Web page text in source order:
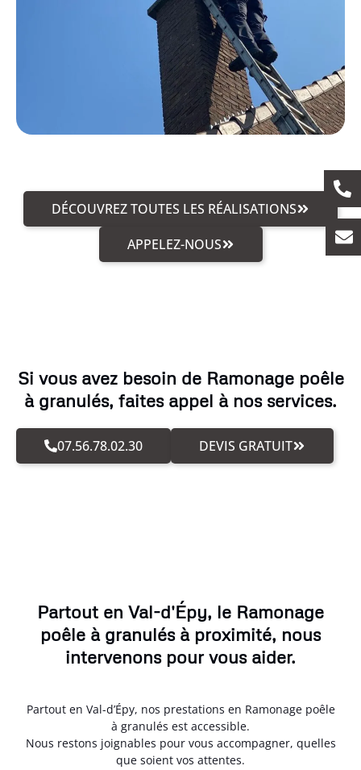
DÉCOUVREZ TOUTES LES RÉALISATIONS
APPELEZ-NOUS
Si vous avez besoin de Ramonage poêle
à granulés, faites appel à nos services.
07.56.78.02.30 DEVIS GRATUIT
Partout en Val-d'Épy, le Ramonage
poêle à granulés à proximité, nous
intervenons pour vous aider.
Partout en Val-d’Épy, nos prestations en Ramonage poêle
à granulés est accessible.
Nous restons joignables pour vous accompagner, quelles
que soient vos attentes.